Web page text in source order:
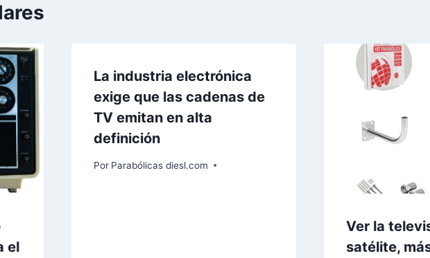
el
La industria electrónica
exige que las cadenas de
TV emitan en alta
definición
Por Parabólicas diesl.com
Ver la
satélite,